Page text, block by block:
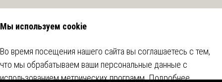
Мы используем cookie
Во время посещения нашего сайта вы соглашаетесь с тем,
что мы обрабатываем ваши персональные данные с
использованием метрических программ.Подробнее